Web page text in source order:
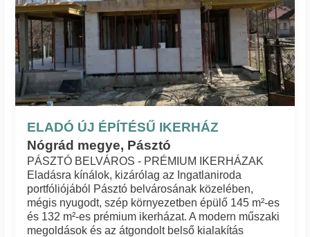
ELADÓ ÚJ ÉPÍTÉSŰ IKERHÁZ
Nógrád megye, Pásztó
PÁSZTÓ BELVÁROS - PRÉMIUM IKERHÁZAK
Eladásra kínálok, kizárólag az Ingatlaniroda
portfóliójából Pásztó belvárosának közelében,
mégis nyugodt, szép környezetben épülő 145 m²-es
és 132 m²-es prémium ikerházat. A modern műszaki
megoldások és az átgondolt belső kialakítás